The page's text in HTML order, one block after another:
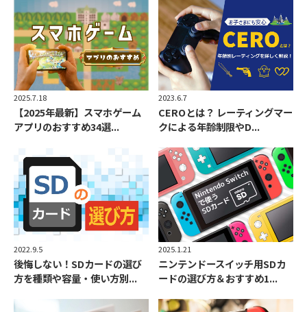
2025.7.18
【2025年最新】スマホゲーム
アプリのおすすめ34選...
2023.6.7
CEROとは？ レーティングマー
クによる年齢制限やD...
2022.9.5
後悔しない！SDカードの選び
方を種類や容量・使い方別...
2025.1.21
ニンテンドースイッチ用SDカ
ードの選び方＆おすすめ1...